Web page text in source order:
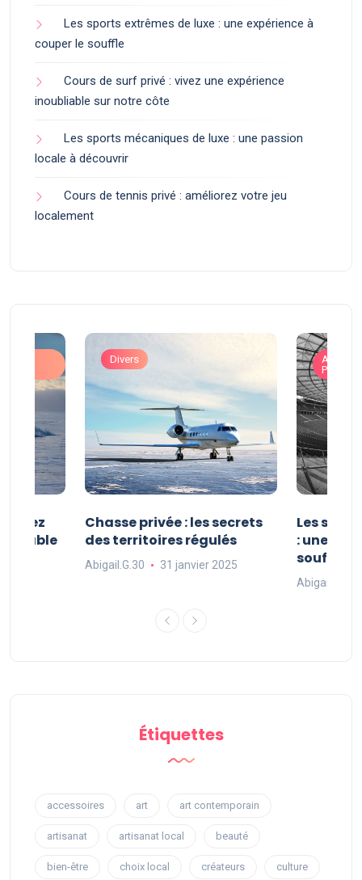
Les sports extrêmes de luxe : une expérience à
couper le souffle
Cours de surf privé : vivez une expérience
inoubliable sur notre côte
Les sports mécaniques de luxe : une passion
locale à découvrir
Cours de tennis privé : améliorez votre jeu
localement
vivez
Divers
Chasse privée : les secrets
des territoires régulés
Abigail.G.30 31 janvier 2025
Art de
Les
: une
souffle
Abigail.G.30
Étiquettes
accessoires art art contemporain
artisanat artisanat local beauté
bien-être choix local créateurs culture